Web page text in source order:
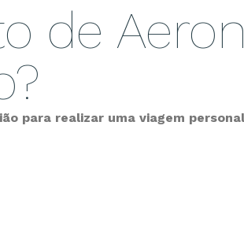
de
para realizar uma viagem